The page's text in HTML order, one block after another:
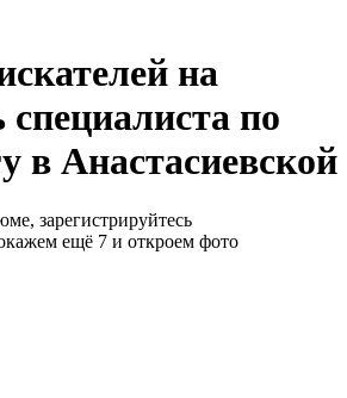
на
по
в Анастасиевской
зарегистрируйтесь
ещё 7 и откроем фото